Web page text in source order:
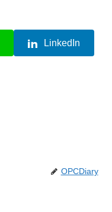
LinkedIn
OPCDiary